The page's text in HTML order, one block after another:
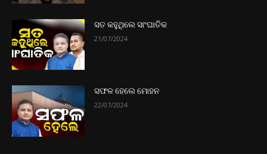
ସତ କହୁଥିଲେ ସାଂଘାତିକ
21/07/2024
ସଫଳ ହେଲେ ମୋହନ
22/07/2024